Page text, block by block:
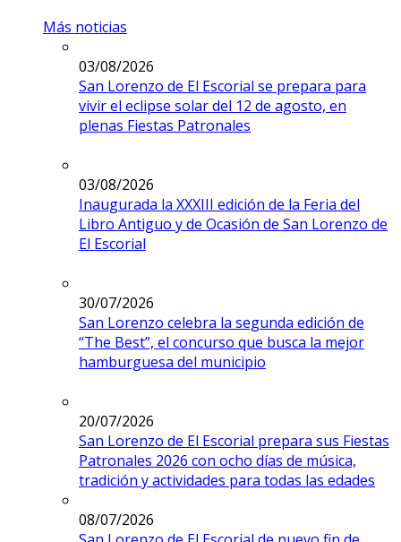
Más noticias
03/08/2026
San Lorenzo de El Escorial se prepara para
vivir el eclipse solar del 12 de agosto, en
plenas Fiestas Patronales
03/08/2026
Inaugurada la XXXIII edición de la Feria del
Libro Antiguo y de Ocasión de San Lorenzo de
El Escorial
30/07/2026
San Lorenzo celebra la segunda edición de
“The Best”, el concurso que busca la mejor
hamburguesa del municipio
20/07/2026
San Lorenzo de El Escorial prepara sus Fiestas
Patronales 2026 con ocho días de música,
tradición y actividades para todas las edades
08/07/2026